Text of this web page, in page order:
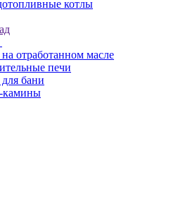
котлы
отработанном масле
печи
бани
камины